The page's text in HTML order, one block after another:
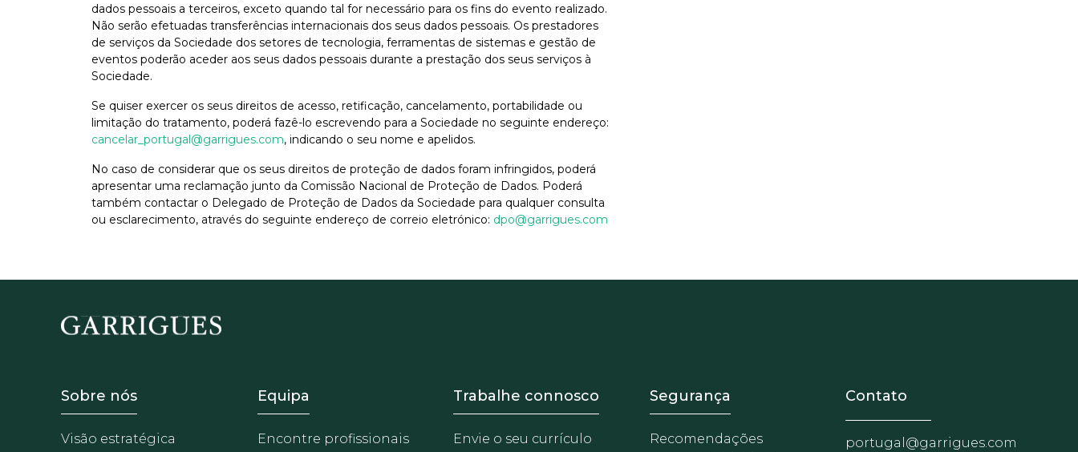
dados pessoais a terceiros, exceto quando tal for necessário para os fins do evento realizado.
Não serão efetuadas transferências internacionais dos seus dados pessoais. Os prestadores
de serviços da Sociedade dos setores de tecnologia, ferramentas de sistemas e gestão de
eventos poderão aceder aos seus dados pessoais durante a prestação dos seus serviços à
Sociedade.
Se quiser exercer os seus direitos de acesso, retificação, cancelamento, portabilidade ou
limitação do tratamento, poderá fazê-lo escrevendo para a Sociedade no seguinte endereço:
cancelar_portugal@garrigues.com, indicando o seu nome e apelidos.
No caso de considerar que os seus direitos de proteção de dados foram infringidos, poderá
apresentar uma reclamação junto da Comissão Nacional de Proteção de Dados. Poderá
também contactar o Delegado de Proteção de Dados da Sociedade para qualquer consulta
ou esclarecimento, através do seguinte endereço de correio eletrónico: dpo@garrigues.com
Footer - Sobre Nosotros
Sobre nós
Visão estratégica
Footer - Equipo
Equipa
Encontre profissionais
Footer - Trabaja con nosotros
Trabalhe connosco
Envie o seu currículo
Footer - Extranet y herramientas
Segurança
Recomendações
Contato
portugal@garrigues.com